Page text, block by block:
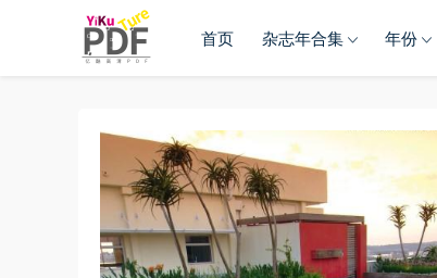
首页 杂志年合集 年份